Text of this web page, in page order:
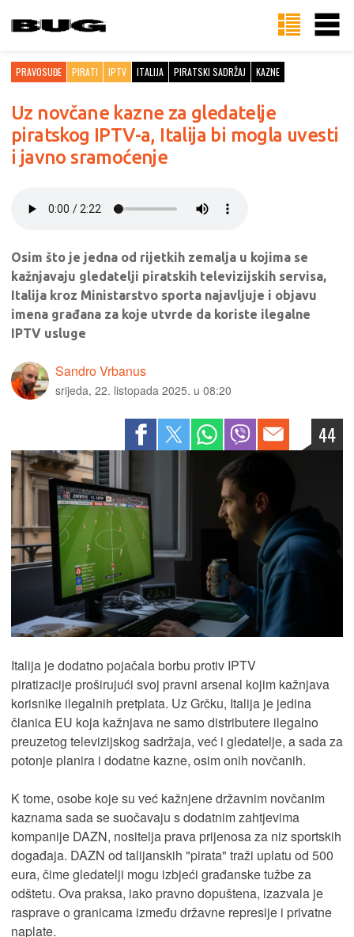
PRAVOSUĐE PIRATI IPTV ITALIJA PIRATSKI SADRŽAJ KAZNE
Uz novčane kazne za gledatelje
piratskog IPTV-a, Italija bi mogla uvesti
i javno sramoćenje
Osim što je jedna od rijetkih zemalja u kojima se
kažnjavaju gledatelji piratskih televizijskih servisa,
Italija kroz Ministarstvo sporta najavljuje i objavu
imena građana za koje utvrde da koriste ilegalne
IPTV usluge
Sandro Vrbanus
srijeda, 22. listopada 2025. u 08:20
44
Italija je dodatno pojačala borbu protiv IPTV
piratizacije proširujući svoj pravni arsenal kojim kažnjava
korisnike ilegalnih pretplata. Uz Grčku, Italija je jedina
članica EU koja kažnjava ne samo distributere ilegalno
preuzetog televizijskog sadržaja, već i gledatelje, a sada za
potonje planira i dodatne kazne, osim onih novčanih.
K tome, osobe koje su već kažnjene državnim novčanim
kaznama sada se suočavaju s dodatnim zahtjevima
kompanije DAZN, nositelja prava prijenosa za niz sportskih
događaja. DAZN od talijanskih "pirata" traži uplatu od 500
eura, čime gledatelji mogu izbjeći građanske tužbe za
odštetu. Ova praksa, iako pravno dopuštena, izazvala je
rasprave o granicama između državne represije i privatne
naplate.